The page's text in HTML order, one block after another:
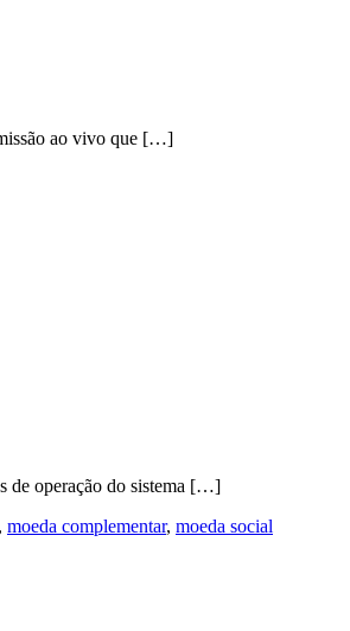
ao vivo que […]
de operação do sistema […]
, moeda complementar, moeda social